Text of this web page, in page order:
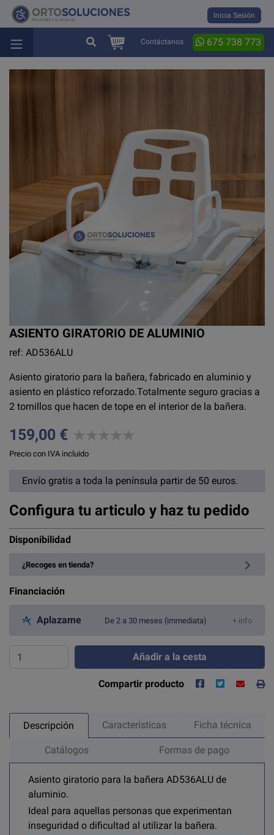
Inicia Sesión
Contáctanos 675 738 773
ASIENTO GIRATORIO DE ALUMINIO
ref: AD536ALU
Asiento giratorio para la bañera, fabricado en aluminio y
asiento en plástico reforzado.Totalmente seguro gracias a
2 tornillos que hacen de tope en el interior de la bañera.
159,00 €
Precio con IVA incluido
Envío gratis a toda la península partir de 50 euros.
Configura tu articulo y haz tu pedido
Disponibilidad
¿Recoges en tienda?
Financiación
Aplazame De 2 a 30 meses (immediata) + info
Añadir a la cesta
Compartir producto
Descripción Características Ficha técnica
Catálogos Formas de pago
Asiento giratorio para la bañera AD536ALU de
aluminio.
Ideal para aquellas personas que experimentan
inseguridad o dificultad al utilizar la bañera.